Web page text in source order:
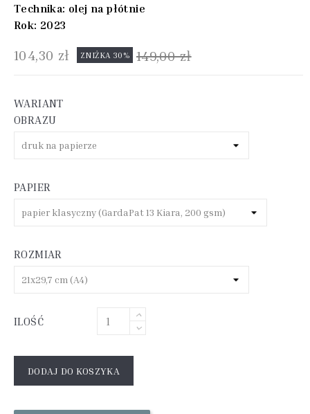
Technika: olej na płótnie
Rok: 2023
104,30 zł ZNIŻKA 30% 149,00 zł
WARIANT
OBRAZU
PAPIER
ROZMIAR
ILOŚĆ
DODAJ DO KOSZYKA